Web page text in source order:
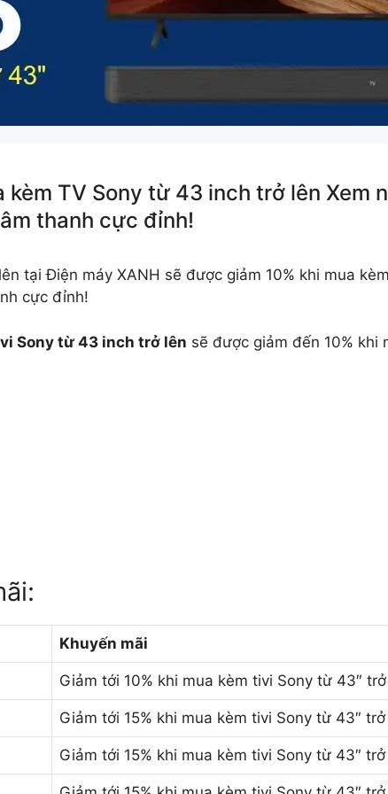
kèm TV Sony từ 43 inch trở lên Xem
thanh cực đỉnh!
tại Điện máy XANH sẽ được giảm 10% khi mua kèm
cực đỉnh!
Sony từ 43 inch trở lên sẽ được giảm đến 10% khi
Khuyến mãi
Giảm tới 10% khi mua kèm tivi Sony từ 43″
Giảm tới 15% khi mua kèm tivi Sony từ 43″ trở
Giảm tới 15% khi mua kèm tivi Sony từ 43″ trở